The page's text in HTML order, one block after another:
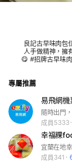
良記古早味肉包
人手做精神，擁
😋 #招牌古早味
味。 #研磨芝麻包
#香辣筍包，素食
絲拌炒微辣鹹香
宜蘭三星蔥，香
吃得到每口蔥花
高成本製作最受
用的可可粉，甜
份，黑糖饅頭香
專屬推薦
易飛網機
成員5333
幸福粿
成員341